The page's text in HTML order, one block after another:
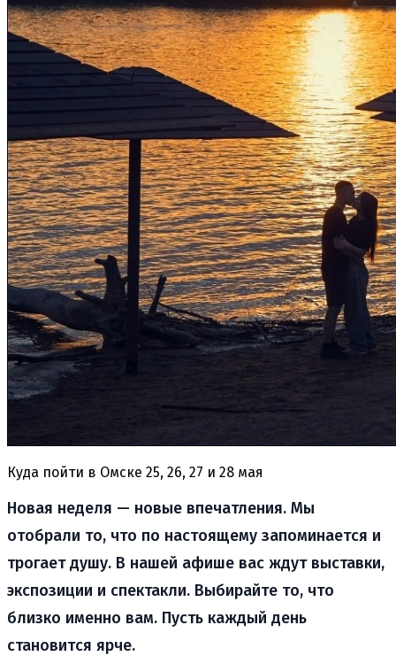
Куда пойти в Омске 25, 26, 27 и 28 мая
Новая неделя — новые впечатления. Мы
отобрали то, что по настоящему запоминается и
трогает душу. В нашей афише вас ждут выставки,
экспозиции и спектакли. Выбирайте то, что
близко именно вам. Пусть каждый день
становится ярче.